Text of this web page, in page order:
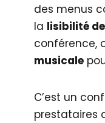
des menus
la lisibilité
conférence,
musicale
C’est un
prestataires